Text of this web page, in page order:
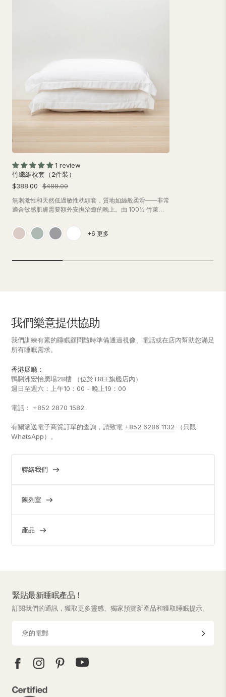
1 review
竹纖維枕套（2件裝）
$388.00
$488.00
無刺激性和天然低過敏性枕頭套，質地如絲般柔滑——非常
適合敏感肌膚需要額外安撫治癒的晚上。由 100% 竹萊賽
個枕頭套。
+6 更多
我們樂意提供協助
我們訓練有素的睡眠顧問隨時準備通過視像、電話或在店內幫助您滿足
所有睡眠需求。
香港展廳：
鴨脷洲宏怡廣場28樓 （位於TREE旗艦店內）
週日至週六：上午10：00 - 晚上19：00
電話： +852 2870 1582.
有關派送電子商貿訂單的查詢，請致電 +852 6286 1132 （只限
WhatsApp）。
聯絡我們
陳列室
產品
緊貼最新睡眠產品！
訂閱我們的通訊，獲取更多靈感、獨家預覽新產品和獲取睡眠提示。